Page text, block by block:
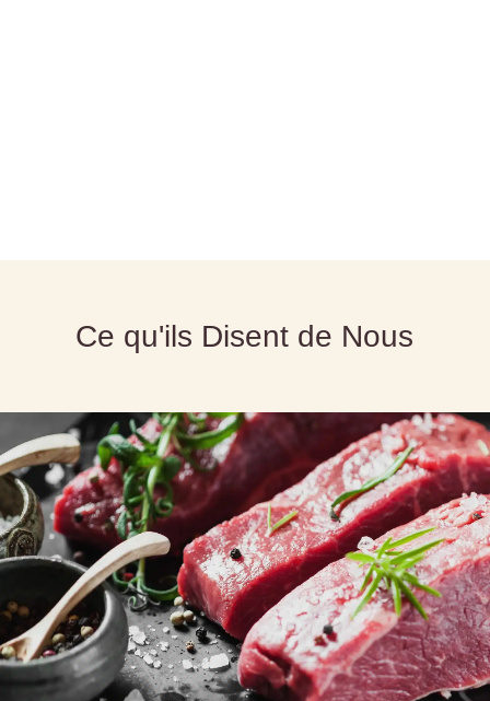
Ce qu'ils Disent de Nous